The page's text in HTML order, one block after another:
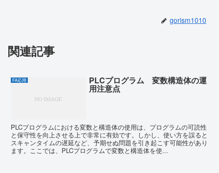
gorism1010
関連記事
FA応用 PLCプログラム 変数構造体の運
用注意点
PLCプログラムにおける変数と構造体の使用は、プログラムの可読性
と保守性を向上させる上で非常に有効です。しかし、使い方を誤ると
スキャンタイムの遅延など、予期せぬ問題を引き起こす可能性があり
ます。ここでは、PLCプログラムで変数と構造体を使...